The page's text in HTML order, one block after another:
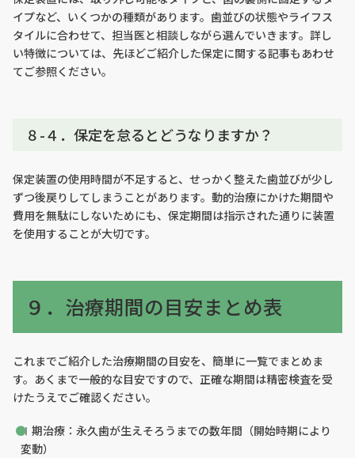
イプなど、いくつかの種類があります。歯並びの状態やライフス
タイルに合わせて、担当医と相談しながら選んでいきます。詳し
い特徴については、先ほどご紹介した保定に関する記事もあわせ
てご参照ください。
８-４．保定を怠るとどうなりますか？
保定装置の使用時間が不足すると、せっかく整えた歯並びが少し
ずつ後戻りしてしまうことがあります。動的治療にかけた期間や
費用を無駄にしないためにも、保定期間は指示された通りに装置
を使用することが大切です。
９．治療期間の目安まとめ表
これまでご紹介した治療期間の目安を、簡単に一覧でまとめま
す。あくまで一般的な目安ですので、正確な期間は精密検査を受
けたうえでご確認ください。
Ⅰ期治療：永久歯が生えそろうまでの数年間（開始時期により
変動）